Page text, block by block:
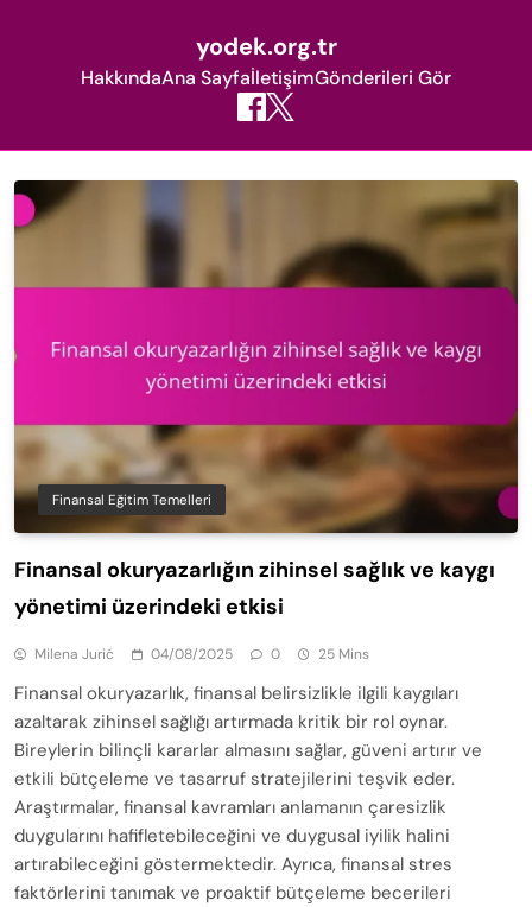
yodek.org.tr
HakkındaAna SayfaİletişimGönderileri Gör
to
content
Finansal Eğitim Temelleri
Finansal okuryazarlığın zihinsel sağlık ve kaygı
yönetimi üzerindeki etkisi
Milena Jurić 04/08/2025 0 25 Mins
Finansal okuryazarlık, finansal belirsizlikle ilgili kaygıları
azaltarak zihinsel sağlığı artırmada kritik bir rol oynar.
Bireylerin bilinçli kararlar almasını sağlar, güveni artırır ve
etkili bütçeleme ve tasarruf stratejilerini teşvik eder.
Araştırmalar, finansal kavramları anlamanın çaresizlik
duygularını hafifletebileceğini ve duygusal iyilik halini
artırabileceğini göstermektedir. Ayrıca, finansal stres
faktörlerini tanımak ve proaktif bütçeleme becerileri